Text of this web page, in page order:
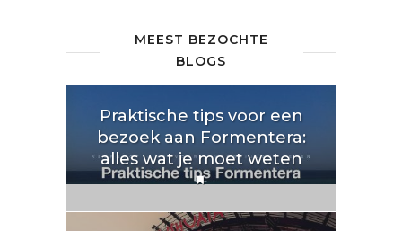
MEEST BEZOCHTE
BLOGS
Praktische tips voor een
bezoek aan Formentera:
alles wat je moet weten